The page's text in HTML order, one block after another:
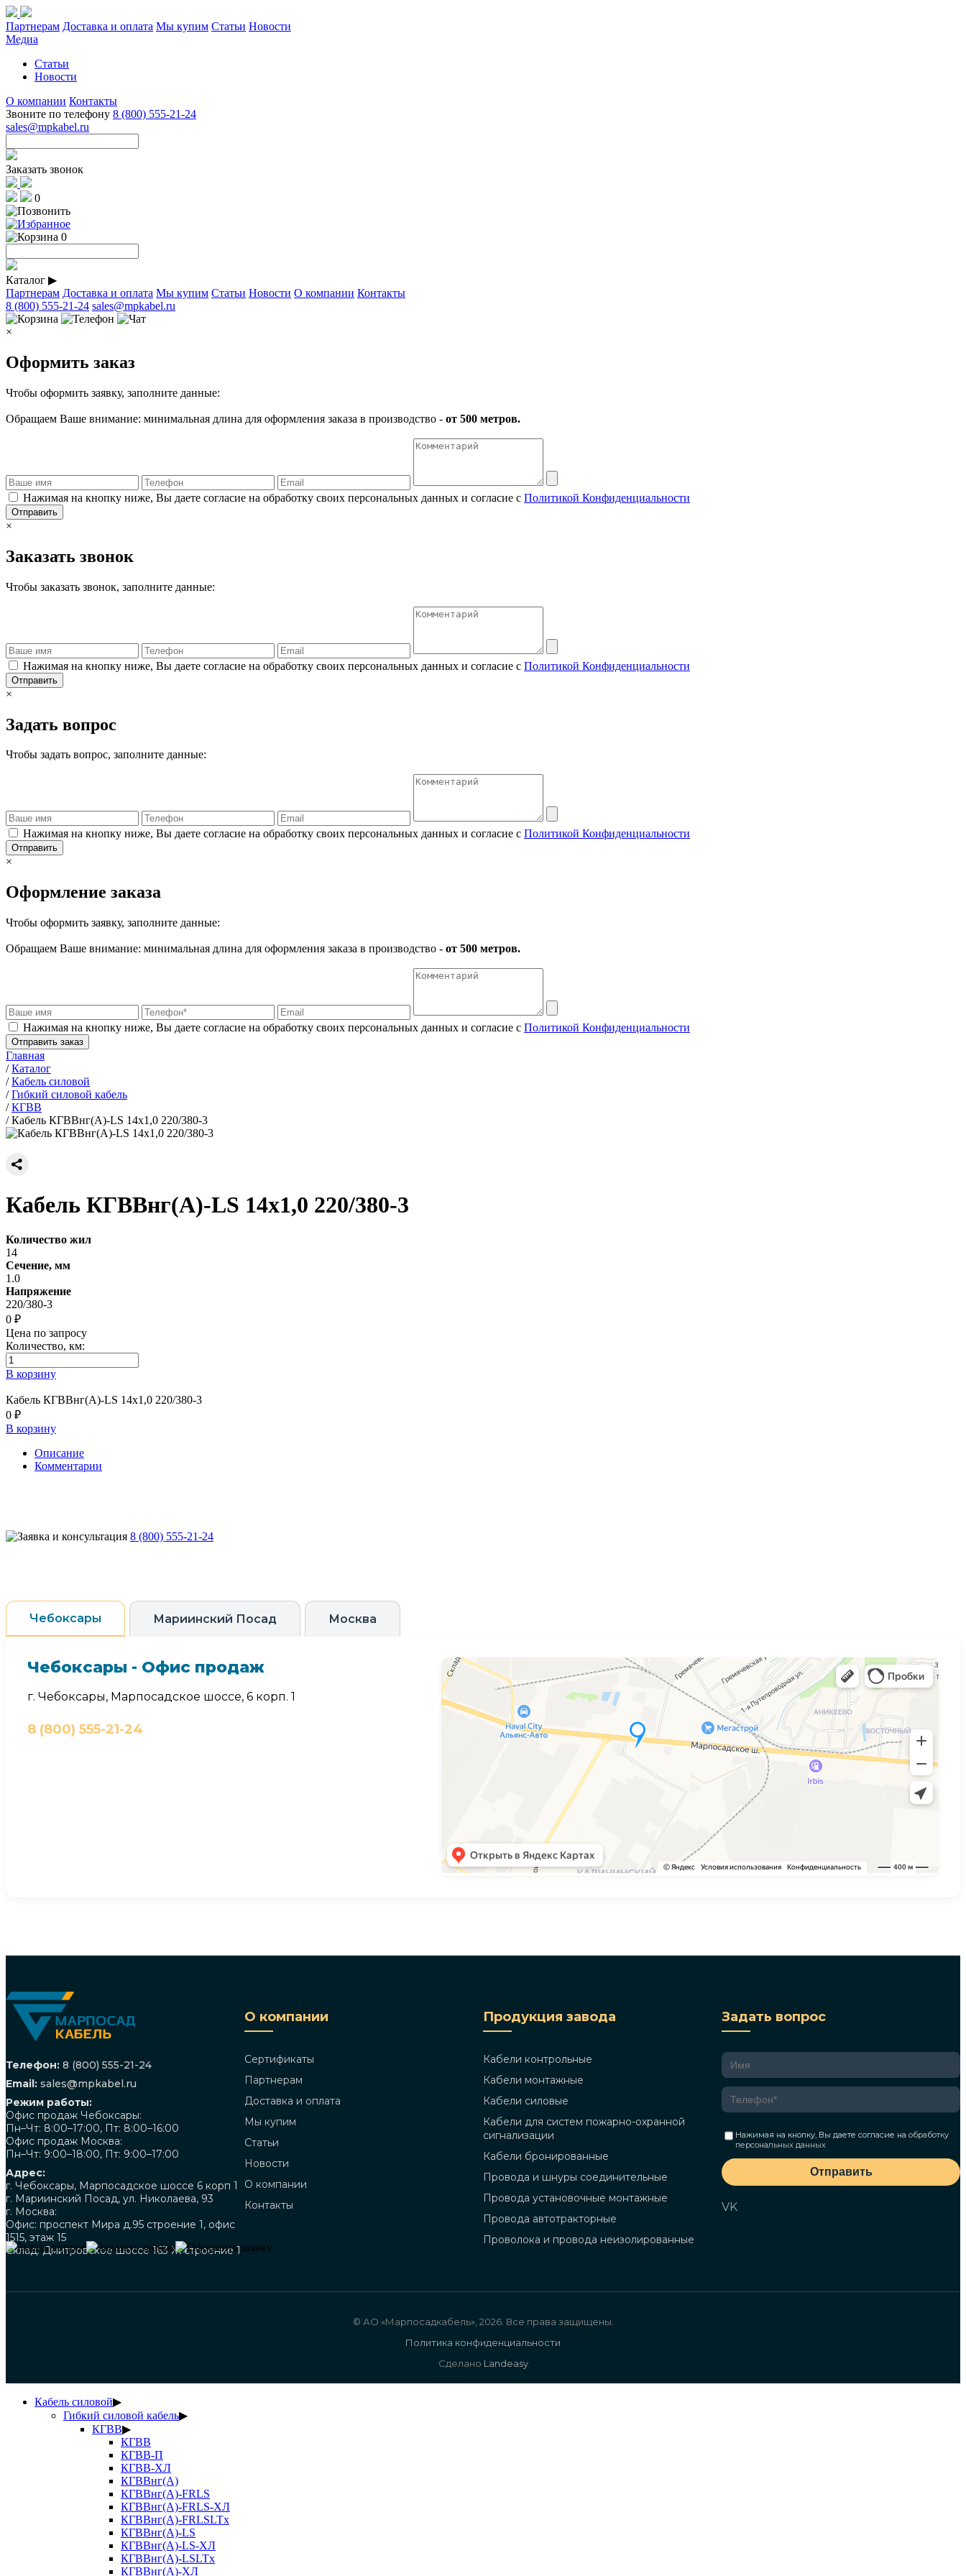
Партнерам Доставка и оплата Мы купим Статьи Новости
Медиа
Статьи
Новости
О компании Контакты
Звоните по телефону 8 (800) 555-21-24
sales@mpkabel.ru
Заказать звонок
0
0
Каталог ▶
Партнерам Доставка и оплата Мы купим Статьи Новости О компании Контакты
8 (800) 555-21-24 sales@mpkabel.ru
×
Оформить заказ
Чтобы оформить заявку, заполните данные:
Обращаем Ваше внимание: минимальная длина для оформления заказа в производство - от 500 метров.
Нажимая на кнопку ниже, Вы даете согласие на обработку своих персональных данных и согласие с Политикой Конфиденциальности
Отправить
×
Заказать звонок
Чтобы заказать звонок, заполните данные:
Нажимая на кнопку ниже, Вы даете согласие на обработку своих персональных данных и согласие с Политикой Конфиденциальности
Отправить
×
Задать вопрос
Чтобы задать вопрос, заполните данные:
Нажимая на кнопку ниже, Вы даете согласие на обработку своих персональных данных и согласие с Политикой Конфиденциальности
Отправить
×
Оформление заказа
Чтобы оформить заявку, заполните данные:
Обращаем Ваше внимание: минимальная длина для оформления заказа в производство - от 500 метров.
Нажимая на кнопку ниже, Вы даете согласие на обработку своих персональных данных и согласие с Политикой Конфиденциальности
Отправить заказ
Главная
/Каталог
/Кабель силовой
/Гибкий силовой кабель
/КГВВ
/Кабель КГВВнг(А)-LS 14х1,0 220/380-3
Кабель КГВВнг(А)-LS 14х1,0 220/380-3
Количество жил
14
Сечение, мм
1.0
Напряжение
220/380-3
0 ₽
Цена по запросу
Количество, км:
В корзину
Кабель КГВВнг(А)-LS 14х1,0 220/380-3
0 ₽
В корзину
Описание
Комментарии
8 (800) 555-21-24
Чебоксары Мариинский Посад Москва
Чебоксары - Офис продаж
г. Чебоксары, Марпосадское шоссе, 6 корп. 1
8 (800) 555-21-24
Телефон: 8 (800) 555-21-24
Email: sales@mpkabel.ru
Режим работы:
Офис продаж Чебоксары:
Пн–Чт: 8:00–17:00, Пт: 8:00–16:00
Офис продаж Москва:
Пн–Чт: 9:00–18:00, Пт: 9:00–17:00
Адрес:
г. Чебоксары, Марпосадское шоссе 6 корп 1
г. Мариинский Посад, ул. Николаева, 93
г. Москва:
Офис: проспект Мира д.95 строение 1, офис
1515, этаж 15
Склад: Дмитровское шоссе 163 Ж строение 1
О компании
Сертификаты
Партнерам
Доставка и оплата
Мы купим
Статьи
Новости
О компании
Контакты
Продукция завода
Кабели контрольные
Кабели монтажные
Кабели силовые
Кабели для систем пожарно-охранной
сигнализации
Кабели бронированные
Провода и шнуры соединительные
Провода установочные монтажные
Провода автотракторные
Проволока и провода неизолированные
Задать вопрос
Нажимая на кнопку, Вы даете согласие на обработку
персональных данных
Отправить
VK
© АО «Марпосадкабель», 2026. Все права защищены.
Политика конфиденциальности
Сделано Landeasy
Кабель силовой▶
Гибкий силовой кабель▶
КГВВ▶
КГВВ
КГВВ-П
КГВВ-ХЛ
КГВВнг(А)
КГВВнг(А)-FRLS
КГВВнг(А)-FRLS-ХЛ
КГВВнг(А)-FRLSLTx
КГВВнг(А)-LS
КГВВнг(А)-LS-ХЛ
КГВВнг(А)-LSLTx
КГВВнг(А)-ХЛ